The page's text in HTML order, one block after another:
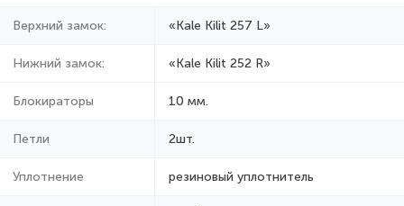
Верхний замок: «Kale Kilit 257 L»
Нижний замок: «Kale Kilit 252 R»
Блокираторы 10 мм.
Петли 2шт.
Уплотнение резиновый уплотнитель